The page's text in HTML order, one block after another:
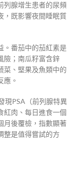
列腺增生患者的尿頻
，既影響夜間睡眠質
。番茄中的茄紅素是
險；南瓜籽富含鋅
菜、堅果及魚類中的
應。
現PSA（前列腺特異
紅肉、每日進食一個
月後覆檢，指數顯著
整是值得嘗試的方